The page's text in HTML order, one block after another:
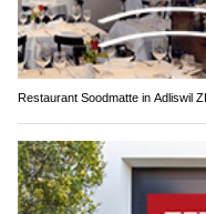
Restaurant Soodmatte in Adliswil